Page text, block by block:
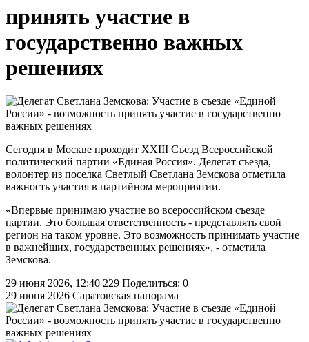
принять участие в
государственно важных
решениях
Сегодня в Москве проходит XXIII Съезд Всероссийской
политический партии «Единая Россия». Делегат съезда,
волонтер из поселка Светлый Светлана Земскова отметила
важность участия в партийном мероприятии.
«Впервые принимаю участие во всероссийском съезде
партии. Это большая ответственность - представлять свой
регион на таком уровне. Это возможность принимать участие
в важнейших, государственных решениях», - отметила
Земскова.
29 июня 2026, 12:40 229 Поделиться: 0
29 июня 2026 Саратовская панорама